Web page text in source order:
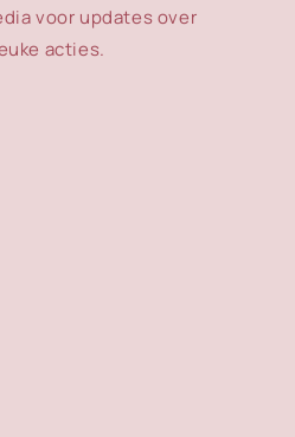
voor updates over
acties.